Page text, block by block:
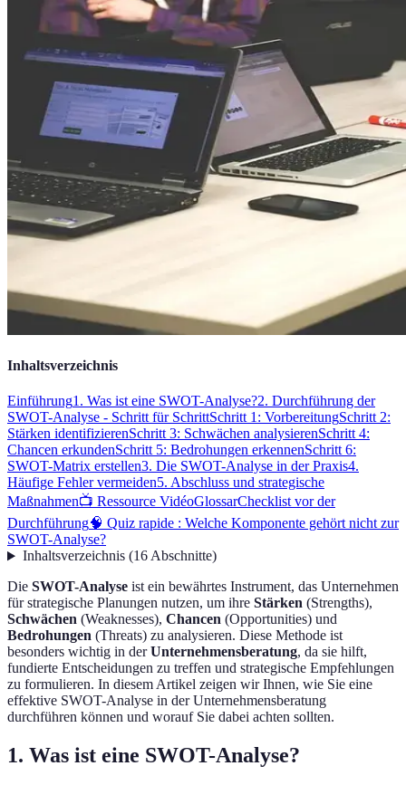
Inhaltsverzeichnis
Einführung1. Was ist eine SWOT-Analyse?2. Durchführung der
SWOT-Analyse - Schritt für SchrittSchritt 1: VorbereitungSchritt 2:
Stärken identifizierenSchritt 3: Schwächen analysierenSchritt 4:
Chancen erkundenSchritt 5: Bedrohungen erkennenSchritt 6:
SWOT-Matrix erstellen3. Die SWOT-Analyse in der Praxis4.
Häufige Fehler vermeiden5. Abschluss und strategische
Maßnahmen📺 Ressource VidéoGlossarChecklist vor der
Durchführung🧠 Quiz rapide : Welche Komponente gehört nicht zur
SWOT-Analyse?
Inhaltsverzeichnis(16Abschnitte)
Die SWOT-Analyse ist ein bewährtes Instrument, das Unternehmen
für strategische Planungen nutzen, um ihre Stärken (Strengths),
Schwächen (Weaknesses), Chancen (Opportunities) und
Bedrohungen (Threats) zu analysieren. Diese Methode ist
besonders wichtig in derUnternehmensberatung, da sie hilft,
fundierte Entscheidungen zu treffen und strategische Empfehlungen
zu formulieren. In diesem Artikel zeigen wir Ihnen, wie Sie eine
effektive SWOT-Analyse in der Unternehmensberatung
durchführen können und worauf Sie dabei achten sollten.
1. Was ist eine SWOT-Analyse?